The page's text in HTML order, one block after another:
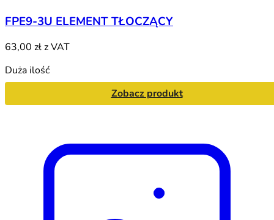
FPE9-3U ELEMENT TŁOCZĄCY
63,00 złz VAT
Duża ilość
Zobacz produkt